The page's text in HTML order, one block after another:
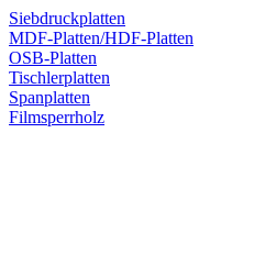
Siebdruckplatten
MDF-Platten/HDF-Platten
OSB-Platten
Tischlerplatten
Spanplatten
Filmsperrholz